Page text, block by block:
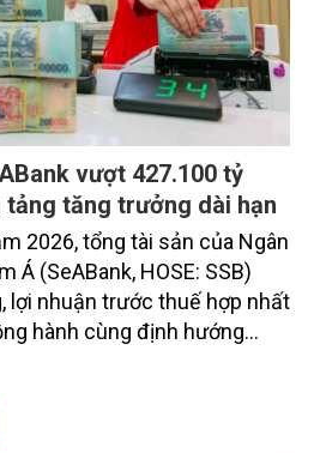
vượt 427.100 tỷ
tăng trưởng dài hạn
2026, tổng tài sản của Ngân
Á (SeABank, HOSE: SSB)
lợi nhuận trước thuế hợp nhất
hành cùng định hướng
hoạt động hiệu quả, mở
nguồn vốn và đảm bảo các